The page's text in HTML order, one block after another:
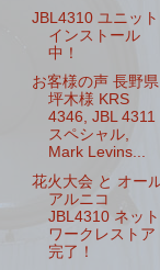
JBL4310 ユニット
インストール
中！
お客様の声 長野県
坪木様 KRS
4346, JBL 4311
スペシャル,
Mark Levins...
花火大会 と オー
アルニコ
JBL4310 ネット
ワークレストア
完了！